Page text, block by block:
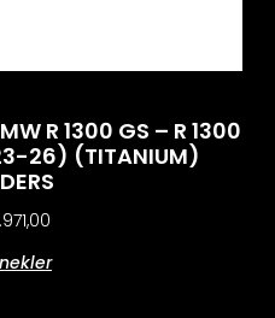
R 1300 GS – R 1300
26) (TITANIUM)